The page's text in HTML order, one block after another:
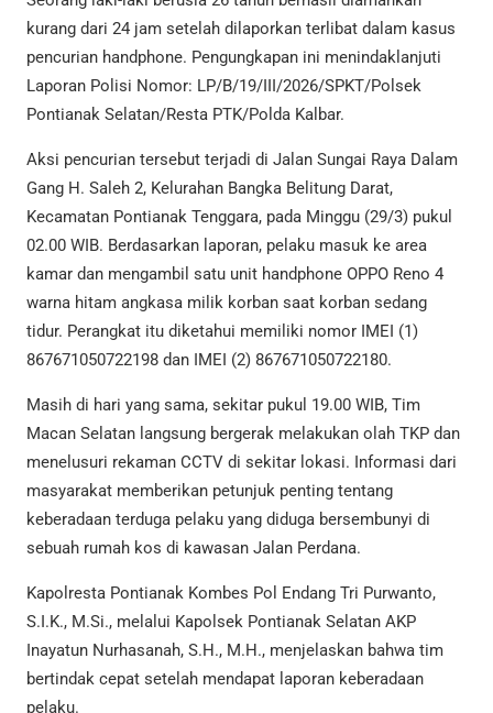
kurang dari 24 jam setelah dilaporkan terlibat dalam kasus
pencurian handphone. Pengungkapan ini menindaklanjuti
Laporan Polisi Nomor: LP/B/19/III/2026/SPKT/Polsek
Pontianak Selatan/Resta PTK/Polda Kalbar.
Aksi pencurian tersebut terjadi di Jalan Sungai Raya Dalam
Gang H. Saleh 2, Kelurahan Bangka Belitung Darat,
Kecamatan Pontianak Tenggara, pada Minggu (29/3) pukul
02.00 WIB. Berdasarkan laporan, pelaku masuk ke area
kamar dan mengambil satu unit handphone OPPO Reno 4
warna hitam angkasa milik korban saat korban sedang
tidur. Perangkat itu diketahui memiliki nomor IMEI (1)
867671050722198 dan IMEI (2) 867671050722180.
Masih di hari yang sama, sekitar pukul 19.00 WIB, Tim
Macan Selatan langsung bergerak melakukan olah TKP dan
menelusuri rekaman CCTV di sekitar lokasi. Informasi dari
masyarakat memberikan petunjuk penting tentang
keberadaan terduga pelaku yang diduga bersembunyi di
sebuah rumah kos di kawasan Jalan Perdana.
Kapolresta Pontianak Kombes Pol Endang Tri Purwanto,
S.I.K., M.Si., melalui Kapolsek Pontianak Selatan AKP
Inayatun Nurhasanah, S.H., M.H., menjelaskan bahwa tim
bertindak cepat setelah mendapat laporan keberadaan
pelaku.